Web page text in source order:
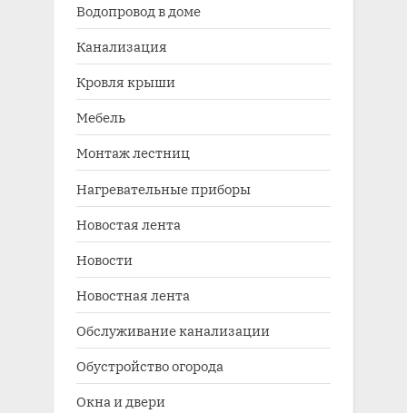
Водопровод в доме
Канализация
Кровля крыши
Мебель
Монтаж лестниц
Нагревательные приборы
Новостая лента
Новости
Новостная лента
Обслуживание канализации
Обустройство огорода
Окна и двери